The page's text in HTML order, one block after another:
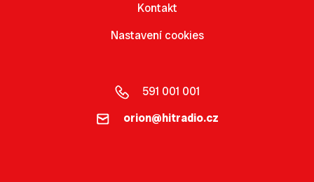
Kontakt
Nastavení cookies
591 001 001
orion@hitradio.cz